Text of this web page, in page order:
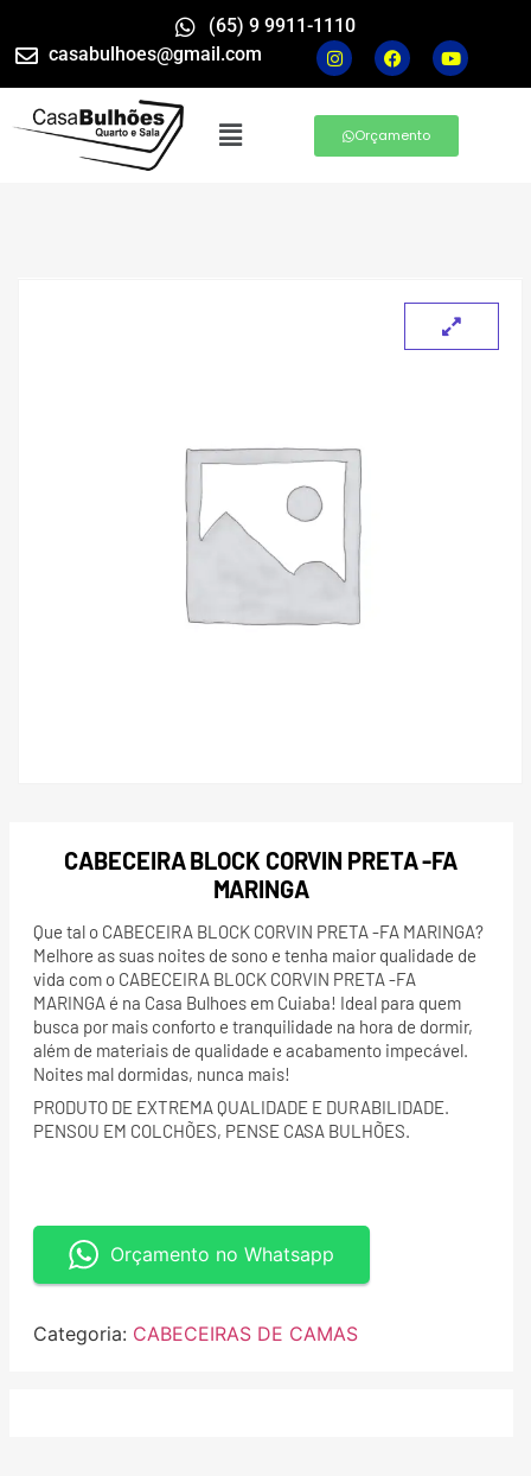
(65) 9 9911-1110
casabulhoes@gmail.com
Orçamento
CABECEIRA BLOCK CORVIN PRETA -FA
MARINGA
Que tal o CABECEIRA BLOCK CORVIN PRETA -FA MARINGA?
Melhore as suas noites de sono e tenha maior qualidade de
vida com o CABECEIRA BLOCK CORVIN PRETA -FA
MARINGA é na Casa Bulhoes em Cuiaba! Ideal para quem
busca por mais conforto e tranquilidade na hora de dormir,
além de materiais de qualidade e acabamento impecável.
Noites mal dormidas, nunca mais!
PRODUTO DE EXTREMA QUALIDADE E DURABILIDADE.
PENSOU EM COLCHÕES, PENSE CASA BULHÕES.
Orçamento no Whatsapp
Categoria: CABECEIRAS DE CAMAS